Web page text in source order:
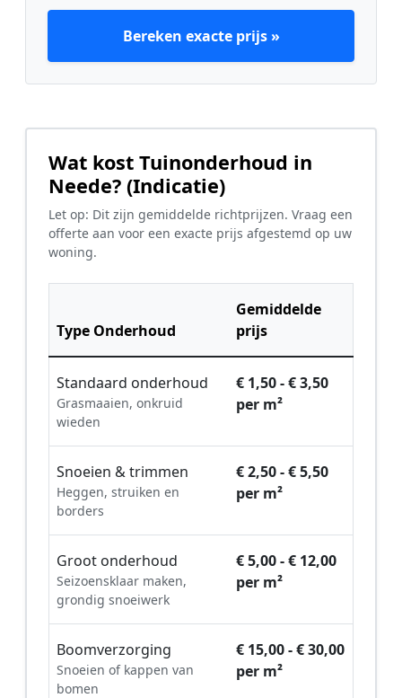
Bereken exacte prijs »
Wat kost Tuinonderhoud in
Neede? (Indicatie)
Let op: Dit zijn gemiddelde richtprijzen. Vraag een
offerte aan voor een exacte prijs afgestemd op uw
woning.
Type Onderhoud
Gemiddelde
prijs
Standaard onderhoud
Grasmaaien, onkruid
wieden
€ 1,50 - € 3,50
per m²
Snoeien & trimmen
Heggen, struiken en
borders
€ 2,50 - € 5,50
per m²
Groot onderhoud
Seizoensklaar maken,
grondig snoeiwerk
€ 5,00 - € 12,00
per m²
Boomverzorging
Snoeien of kappen van
bomen
€ 15,00 - € 30,00
per m²